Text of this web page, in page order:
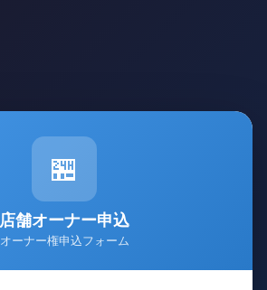
🏪
店舗オーナー申込
オーナー権申込フォーム